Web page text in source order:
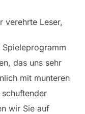
verehrte Leser,
Spieleprogramm
das uns sehr
mit munteren
wir Sie auf